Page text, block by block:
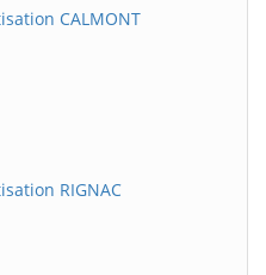
CALMONT
RIGNAC